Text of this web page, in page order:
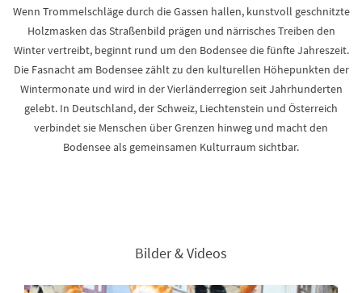
Wenn Trommelschläge durch die Gassen hallen, kunstvoll geschnitzte
Holzmasken das Straßenbild prägen und närrisches Treiben den
Winter vertreibt, beginnt rund um den Bodensee die fünfte Jahreszeit.
Die Fasnacht am Bodensee zählt zu den kulturellen Höhepunkten der
Wintermonate und wird in der Vierländerregion seit Jahrhunderten
gelebt. In Deutschland, der Schweiz, Liechtenstein und Österreich
verbindet sie Menschen über Grenzen hinweg und macht den
Bodensee als gemeinsamen Kulturraum sichtbar.
Bilder & Videos